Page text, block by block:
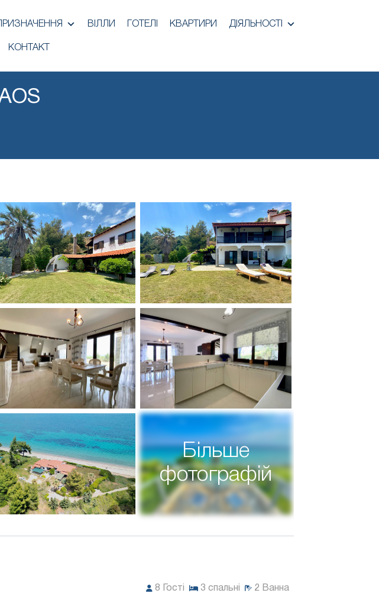
ВІЛЛИ ГОТЕЛІ КВАРТИРИ ДІЯЛЬНОСТІ
КОНТАКТ
Більше
фотографій
8 Гості 3 спальні 2 Ванна